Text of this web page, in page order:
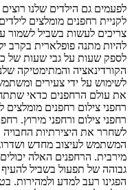
לפעמים גם הילדים שלנו
לקניית רחפנים מומלצים
צריכים לעשות בשביל לשמור
להיות מתנה פופלארית בקרב
לספק שעות על גבי שעות של
הקורדינאציה והמתימטיקה
לשימוש על ידי צעירים
את עולם הרחפנים כדאי
רחפני צילום רחפנים מומלצים
רחפני צילום ורחפני מירוץ.
לשחרר את היצירתיות החבויה
המשתמש לעיצוב מחדש
מירבית. הרחפנים האלה
גבוהה של תפעול בשביל
הפגינו רעב למדע ולמהירות.